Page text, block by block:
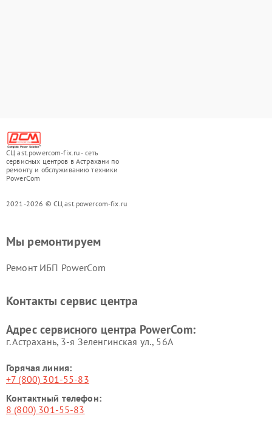
СЦ ast.powercom-fix.ru - сеть
сервисных центров в Астрахани по
ремонту и обслуживанию техники
PowerCom
2021-2026 © СЦ ast.powercom-fix.ru
Мы ремонтируем
Ремонт ИБП PowerCom
Контакты сервис центра
Адрес сервисного центра PowerCom:
г. Астрахань, 3-я Зеленгинская ул., 56А
Горячая линия:
+7 (800) 301-55-83
Контактный телефон:
8 (800) 301-55-83